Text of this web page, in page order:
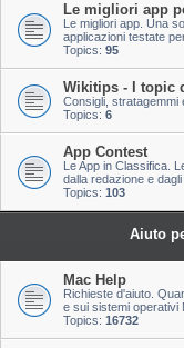
Le migliori app
Le migliori app. Una
applicazioni testate
Topics: 95
Wikitips - I topic
Consigli, stratagemmi
Topics: 6
App Contest
Le App in Classifica.
dalla redazione e
Topics: 103
Aiuto
Mac Help
Richieste d'aiuto.
e sui sistemi operativi
Topics: 16732